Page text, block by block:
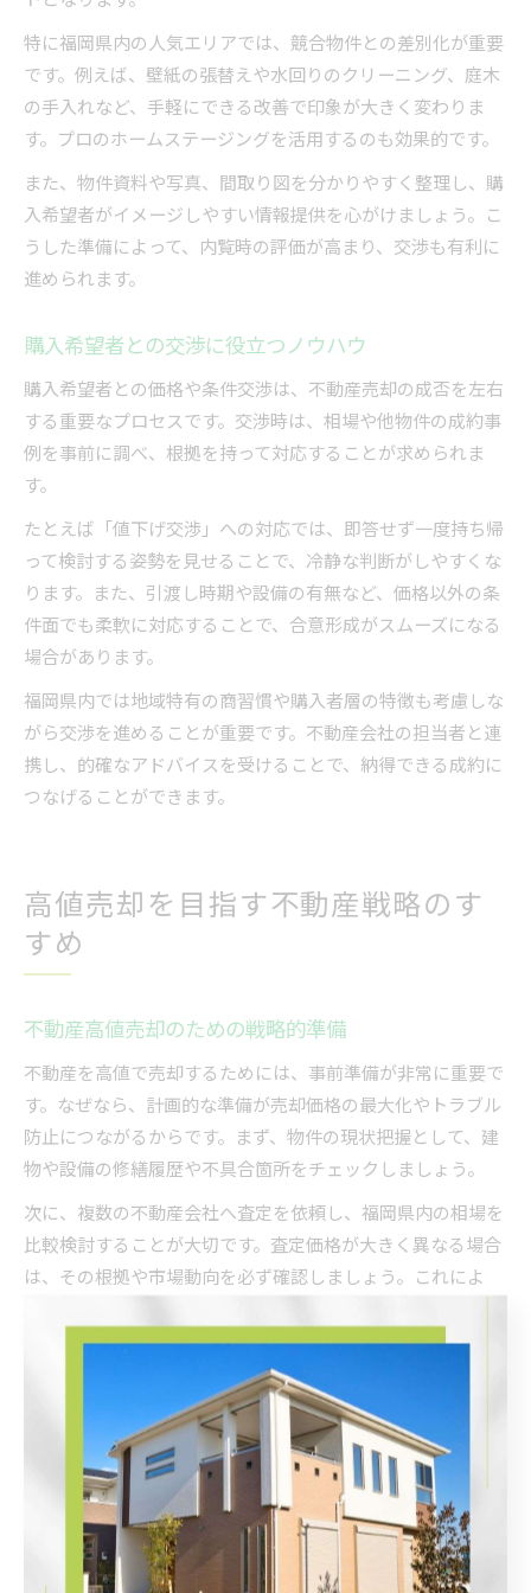
特に福岡県内の人気エリアでは、競合物件との差別化が重要
です。例えば、壁紙の張替えや水回りのクリーニング、庭木
の手入れなど、手軽にできる改善で印象が大きく変わりま
す。プロのホームステージングを活用するのも効果的です。
また、物件資料や写真、間取り図を分かりやすく整理し、購
入希望者がイメージしやすい情報提供を心がけましょう。こ
うした準備によって、内覧時の評価が高まり、交渉も有利に
進められます。
購入希望者との交渉に役立つノウハウ
購入希望者との価格や条件交渉は、不動産売却の成否を左右
する重要なプロセスです。交渉時は、相場や他物件の成約事
例を事前に調べ、根拠を持って対応することが求められま
す。
たとえば「値下げ交渉」への対応では、即答せず一度持ち帰
って検討する姿勢を見せることで、冷静な判断がしやすくな
ります。また、引渡し時期や設備の有無など、価格以外の条
件面でも柔軟に対応することで、合意形成がスムーズになる
場合があります。
福岡県内では地域特有の商習慣や購入者層の特徴も考慮しな
がら交渉を進めることが重要です。不動産会社の担当者と連
携し、的確なアドバイスを受けることで、納得できる成約に
つなげることができます。
高値売却を目指す不動産戦略のす
すめ
不動産高値売却のための戦略的準備
不動産を高値で売却するためには、事前準備が非常に重要で
す。なぜなら、計画的な準備が売却価格の最大化やトラブル
防止につながるからです。まず、物件の現状把握として、建
物や設備の修繕履歴や不具合箇所をチェックしましょう。
次に、複数の不動産会社へ査定を依頼し、福岡県内の相場を
比較検討することが大切です。査定価格が大きく異なる場合
は、その根拠や市場動向を必ず確認しましょう。これによ
また、必要書類（登記簿謄本、固定資産税納税通知書など）
の早期準備や、売却後の税金対策もポイントです。失敗例と
しては、リフォームやハウスクリーニングを怠り印象が悪く
なったり、税金の申告漏れで後から追加納税となるケースが
挙げられます。これらを防ぐためにも、専門家に相談しなが
ら一つ一つ丁寧に進めることが成功への近道です。
福岡県で選ばれる物件の特徴を知る